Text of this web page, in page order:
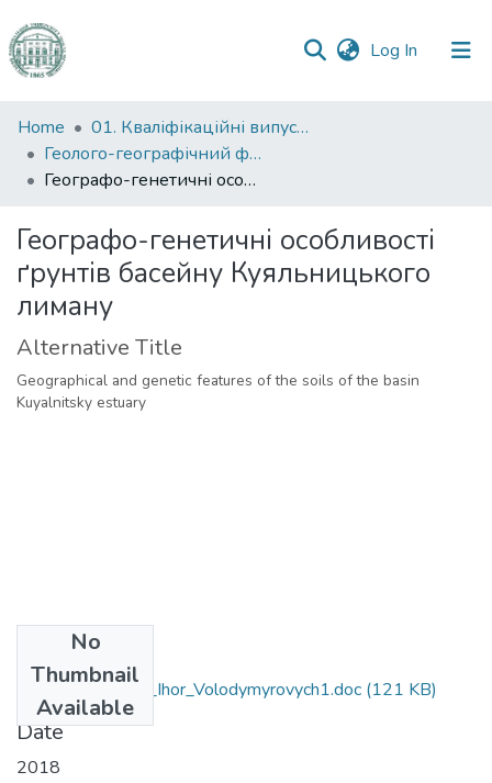
Log In (current)
Communities
&
Collections
Statistics
Home
01. Кваліфікаційні випускні роботи здобувачів вищої освіти
Геолого-географічний факультет
Географо-генетичні особливості ґрунтів басейну Куяльницького лиману
Географо-генетичні особливості
ґрунтів басейну Куяльницького
лиману
Alternative Title
Geographical and genetic features of the soils of the basin
Kuyalnitsky estuary
No
Thumbnail
Available
106_Zadorozhniy_Ihor_Volodymyrovych1.doc (121 KB)
Date
2018